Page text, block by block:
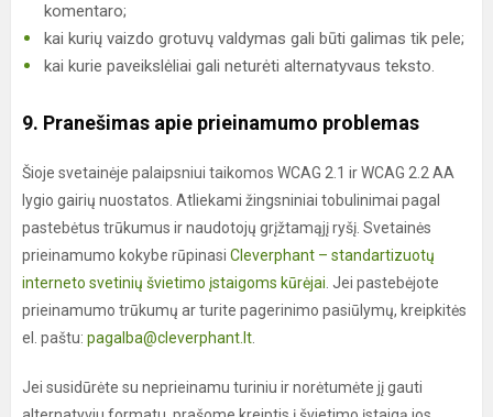
komentaro;
kai kurių vaizdo grotuvų valdymas gali būti galimas tik pele;
kai kurie paveikslėliai gali neturėti alternatyvaus teksto.
9. Pranešimas apie prieinamumo problemas
Šioje svetainėje palaipsniui taikomos WCAG 2.1 ir WCAG 2.2 AA
lygio gairių nuostatos. Atliekami žingsniniai tobulinimai pagal
pastebėtus trūkumus ir naudotojų grįžtamąjį ryšį. Svetainės
prieinamumo kokybe rūpinasi Cleverphant – standartizuotų
interneto svetinių švietimo įstaigoms kūrėjai . Jei pastebėjote
prieinamumo trūkumų ar turite pagerinimo pasiūlymų, kreipkitės
el. paštu: pagalba@cleverphant.lt
Jei susidūrėte su neprieinamu turiniu ir norėtumėte jį gauti